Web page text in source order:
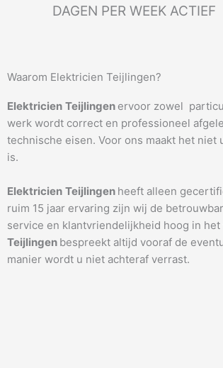
DAGEN PER WEEK ACTIEF
Waarom Elektricien Teijlingen?
Elektricien Teijlingen ervoor zowel
werk wordt correct en professioneel
technische eisen. Voor ons maakt het
is.
Elektricien Teijlingen heeft alleen
ruim 15 jaar ervaring zijn wij de
service en klantvriendelijkheid hoog in het
Teijlingen bespreekt altijd vooraf de
manier wordt u niet achteraf verrast.